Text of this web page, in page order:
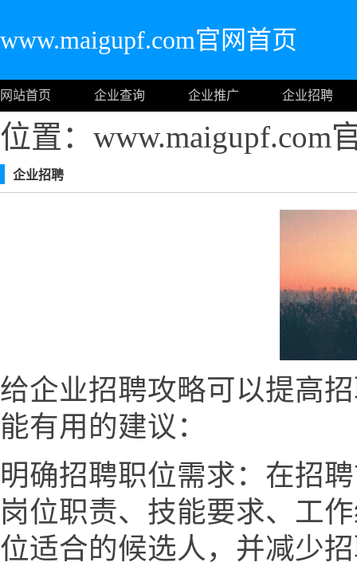
www.maigupf.com官网首页
网站首页 企业查询 企业推广 企业招聘
位置：www.maigupf.com
企业招聘
给企业招聘攻略可以提高
能有用的建议：
明确招聘职位需求：在招
岗位职责、技能要求、工
位适合的候选人，并减少